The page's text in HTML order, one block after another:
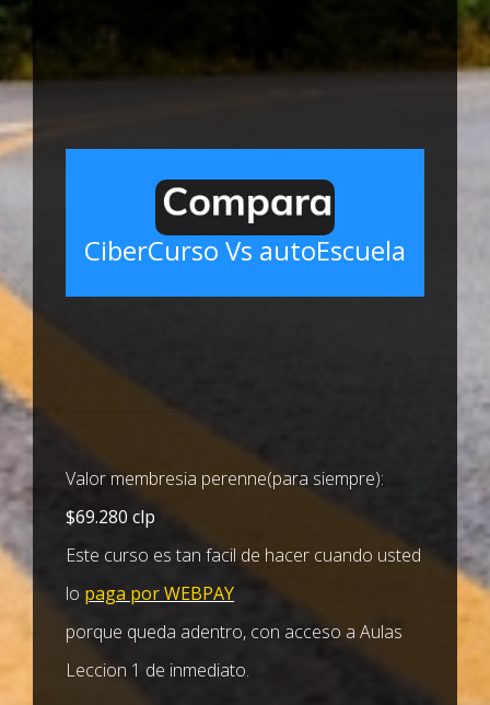
CiberCurso Vs autoEscuela
Valor membresia perenne(para siempre):
$69.280 clp
Este curso es tan facil de hacer cuando usted
lo paga por WEBPAY
porque queda adentro, con acceso a Aulas
Leccion 1 de inmediato.